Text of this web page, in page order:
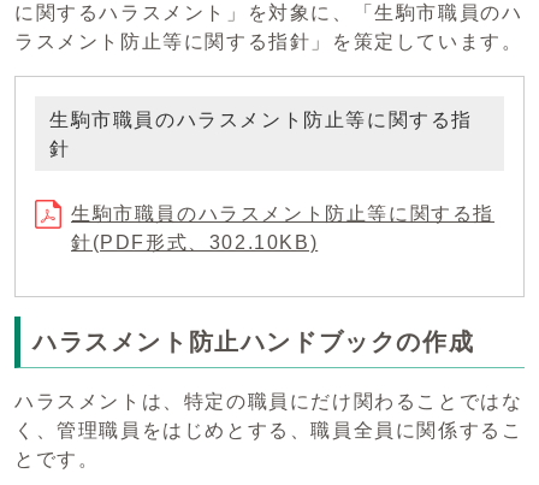
に関するハラスメント」を対象に、「生駒市職員のハ
ラスメント防止等に関する指針」を策定しています。
生駒市職員のハラスメント防止等に関する指
針
生駒市職員のハラスメント防止等に関する指
針(PDF形式、302.10KB)
ハラスメント防止ハンドブックの作成
ハラスメントは、特定の職員にだけ関わることではな
く、管理職員をはじめとする、職員全員に関係するこ
とです。